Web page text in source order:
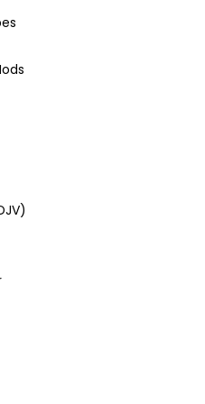
ATOMIZER 0,6OHM